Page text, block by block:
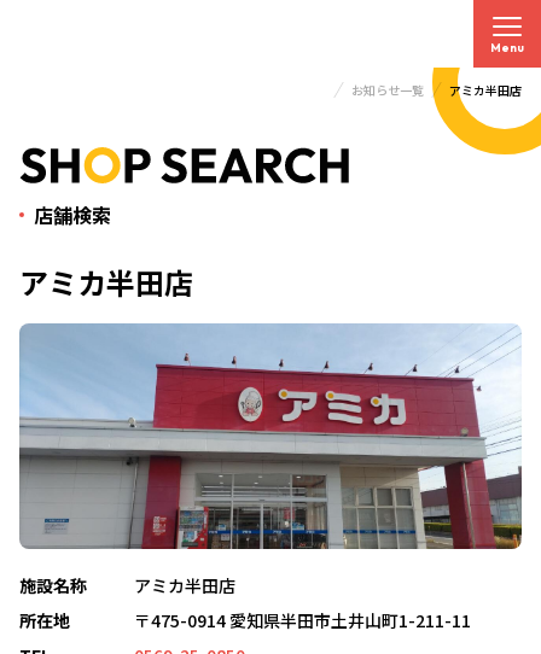
Menu
トップページ
お知らせ一覧 アミカ半田店
店舗検索
アミカ半田店
施設名称
アミカ半田店
所在地
〒475-0914 愛知県半田市土井山町1-211-11